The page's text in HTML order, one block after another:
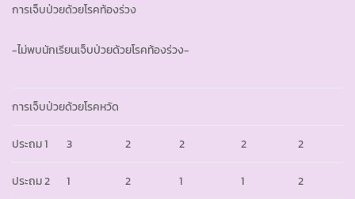
การเจ็บป่วยด้วยโรคท้องร่วง
-ไม่พบนักเรียนเจ็บป่วยด้วยโรคท้องร่วง-
การเจ็บป่วยด้วยโรคหวัด
ประถม 1 3 2 2 2 2
ประถม 2 1 2 1 1 2